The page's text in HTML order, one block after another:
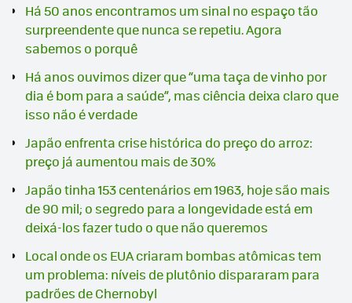
Há 50 anos encontramos um sinal no espaço tão
surpreendente que nunca se repetiu. Agora
sabemos o porquê
Há anos ouvimos dizer que “uma taça de vinho por
dia é bom para a saúde”, mas ciência deixa claro que
isso não é verdade
Japão enfrenta crise histórica do preço do arroz:
preço já aumentou mais de 30%
Japão tinha 153 centenários em 1963, hoje são mais
de 90 mil; o segredo para a longevidade está em
deixá-los fazer tudo o que não queremos
Local onde os EUA criaram bombas atômicas tem
um problema: níveis de plutônio dispararam para
padrões de Chernobyl